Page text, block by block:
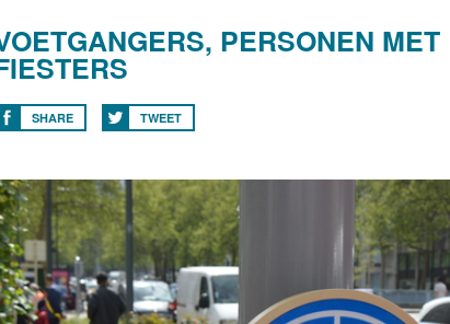
PERSONEN
SHARE TWEET